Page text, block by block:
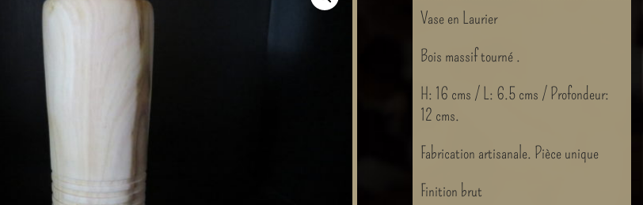
Vase en Laurier
Bois massif tourné .
H: 16 cms / L: 6.5 cms / Profondeur:
12 cms.
Fabrication artisanale. Pièce unique
Finition brut